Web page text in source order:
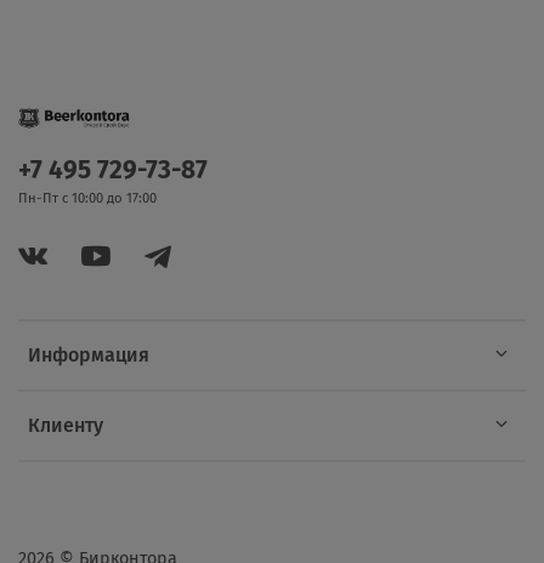
Информация
Клиенту
+7 495 729-73-87
Пн-Пт с 10:00 до 17:00
2026 © Бирконтора